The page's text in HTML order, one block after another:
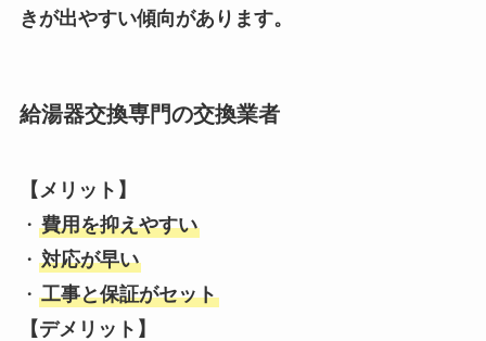
きが出やすい傾向があります。
給湯器交換専門の交換業者
【メリット】
・ 費用を抑えやすい
・ 対応が早い
・ 工事と保証がセット
【デメリット】